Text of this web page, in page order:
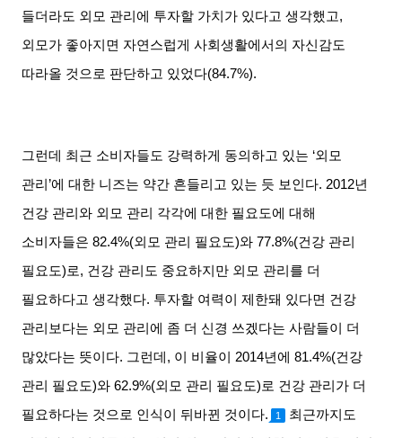
들더라도 외모 관리에 투자할 가치가 있다고 생각했고,
외모가 좋아지면 자연스럽게 사회생활에서의 자신감도
따라올 것으로 판단하고 있었다(84.7%).
그런데 최근 소비자들도 강력하게 동의하고 있는 ‘외모
관리 ’에 대한 니즈는 약간 흔들리고 있는 듯 보인다. 2012년
건강 관리와 외모 관리 각각에 대한 필요도에 대해
소비자들은 82.4%(외모 관리 필요도)와 77.8%(건강 관리
필요도)로, 건강 관리도 중요하지만 외모 관리를 더
필요하다고 생각했다. 투자할 여력이 제한돼 있다면 건강
관리보다는 외모 관리에 좀 더 신경 쓰겠다는 사람들이 더
많았다는 뜻이다. 그런데 , 이 비율이 2014년에 81.4%(건강
관리 필요도)와 62.9%(외모 관리 필요도)로 건강 관리가 더
필요하다는 것으로 인식이 뒤바뀐 것이다. 1
최근까지도